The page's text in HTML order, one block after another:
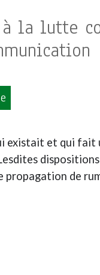
à la lutte
existait et qui
propagation de